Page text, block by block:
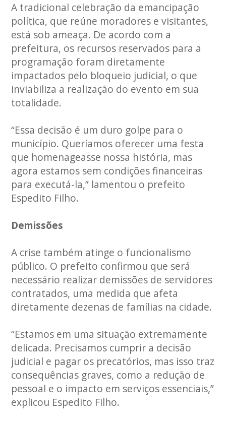
A tradicional celebração da emancipação
política, que reúne moradores e visitantes,
está sob ameaça. De acordo com a
prefeitura, os recursos reservados para a
programação foram diretamente
impactados pelo bloqueio judicial, o que
inviabiliza a realização do evento em sua
totalidade.
“Essa decisão é um duro golpe para o
município. Queríamos oferecer uma festa
que homenageasse nossa história, mas
agora estamos sem condições financeiras
para executá-la,” lamentou o prefeito
Espedito Filho.
Demissões
A crise também atinge o funcionalismo
público. O prefeito confirmou que será
necessário realizar demissões de servidores
contratados, uma medida que afeta
diretamente dezenas de famílias na cidade.
“Estamos em uma situação extremamente
delicada. Precisamos cumprir a decisão
judicial e pagar os precatórios, mas isso traz
consequências graves, como a redução de
pessoal e o impacto em serviços essenciais,”
explicou Espedito Filho.